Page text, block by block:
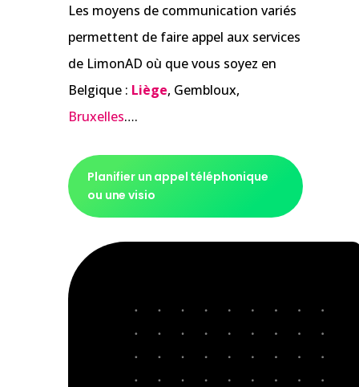
Les moyens de communication variés
permettent de faire appel aux services
de LimonAD où que vous soyez en
Belgique : Liège, Gembloux,
Bruxelles….
Planifier un appel téléphonique
ou une visio